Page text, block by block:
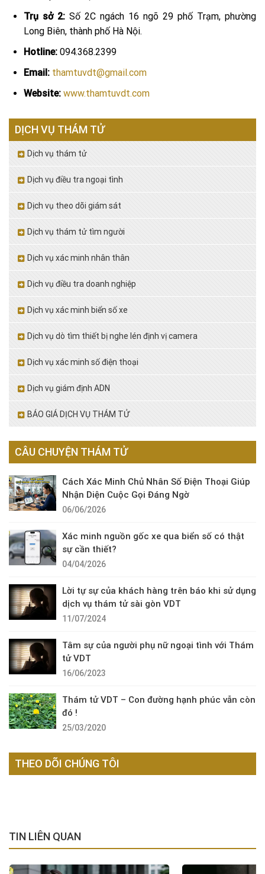
Trụ sở 2: Số 2C ngách 16 ngõ 29 phố Trạm, phường
Long Biên, thành phố Hà Nội.
Hotline: 094.368.2399
Email: thamtuvdt@gmail.com
Website: www.thamtuvdt.com
DỊCH VỤ THÁM TỬ
Dịch vụ thám tử
Dịch vụ điều tra ngoại tình
Dịch vụ theo dõi giám sát
Dịch vụ thám tử tìm người
Dịch vụ xác minh nhân thân
Dịch vụ điều tra doanh nghiệp
Dịch vụ xác minh biển số xe
Dịch vụ dò tìm thiết bị nghe lén định vị camera
Dịch vụ xác minh số điện thoại
Dịch vụ giám định ADN
BÁO GIÁ DỊCH VỤ THÁM TỬ
CÂU CHUYỆN THÁM TỬ
Cách Xác Minh Chủ Nhân Số Điện Thoại Giúp
Nhận Diện Cuộc Gọi Đáng Ngờ
06/06/2026
Xác minh nguồn gốc xe qua biển số có thật
sự cần thiết?
04/04/2026
Lời tự sự của khách hàng trên báo khi sử dụng
dịch vụ thám tử sài gòn VDT
11/07/2024
Tâm sự của người phụ nữ ngoại tình với Thám
tử VDT
16/06/2023
Thám tử VDT – Con đường hạnh phúc vẫn còn
đó !
25/03/2020
THEO DÕI CHÚNG TÔI
TIN LIÊN QUAN